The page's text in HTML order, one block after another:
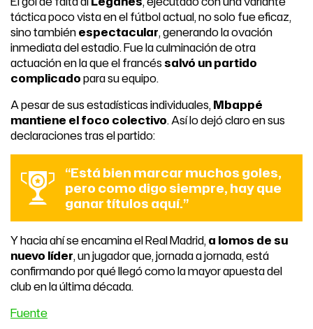
táctica poco vista en el fútbol actual, no solo fue eficaz,
sino tambiénespectacular, generando la ovación
inmediata del estadio. Fue la culminación de otra
actuación en la que el francéssalvó un partido
complicadopara su equipo.
A pesar de sus estadísticas individuales,Mbappé
mantiene el foco colectivo. Así lo dejó claro en sus
declaraciones tras el partido:
“Está bien marcar muchos goles,
pero como digo siempre, hay que
ganar títulos aquí.”
Y hacia ahí se encamina el Real Madrid,a lomos de su
nuevo líder, un jugador que, jornada a jornada, está
confirmando por qué llegó como la mayor apuesta del
club en la última década.
Fuente